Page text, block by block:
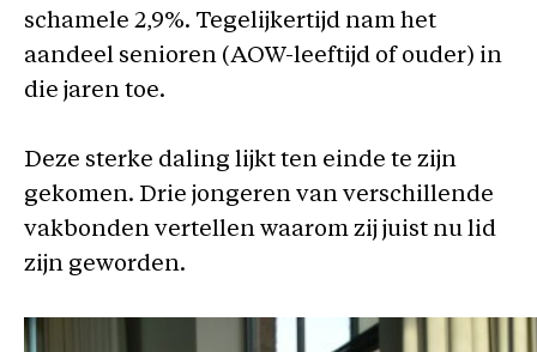
schamele 2,9%. Tegelijkertijd nam het
aandeel senioren (AOW-leeftijd of ouder) in
die jaren toe.
Deze sterke daling lijkt ten einde te zijn
gekomen. Drie jongeren van verschillende
vakbonden vertellen waarom zij juist nu lid
zijn geworden.